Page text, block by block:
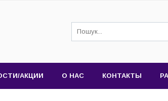
АКЦИИ О НАС КОНТАКТЫ